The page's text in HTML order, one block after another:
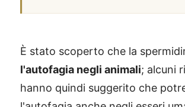
È stato scoperto che la
l'autofagia negli animali; alcuni
hanno quindi suggerito che